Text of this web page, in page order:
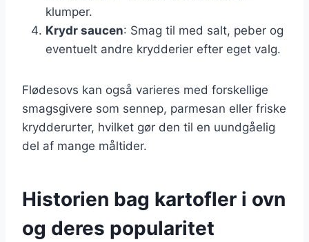
klumper.
Krydr saucen: Smag til med salt, peber og
eventuelt andre krydderier efter eget valg.
Flødesovs kan også varieres med forskellige
smagsgivere som sennep, parmesan eller friske
krydderurter, hvilket gør den til en uundgåelig
del af mange måltider.
Historien bag kartofler i ovn
og deres popularitet